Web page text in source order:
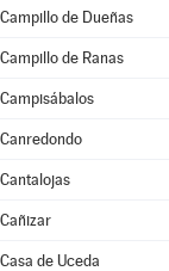
Campillo de Dueñas
Campillo de Ranas
Campisábalos
Canredondo
Cantalojas
Cañizar
Casa de Uceda